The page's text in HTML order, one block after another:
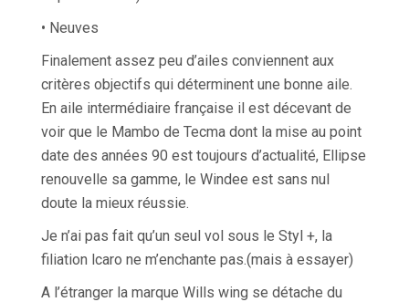
• Neuves
Finalement assez peu d’ailes conviennent aux
critères objectifs qui déterminent une bonne aile.
En aile intermédiaire française il est décevant de
voir que le Mambo de Tecma dont la mise au point
date des années 90 est toujours d’actualité, Ellipse
renouvelle sa gamme, le Windee est sans nul
doute la mieux réussie.
Je n’ai pas fait qu’un seul vol sous le Styl +, la
filiation lcaro ne m’enchante pas.(mais à essayer)
A l’étranger la marque Wills wing se détache du